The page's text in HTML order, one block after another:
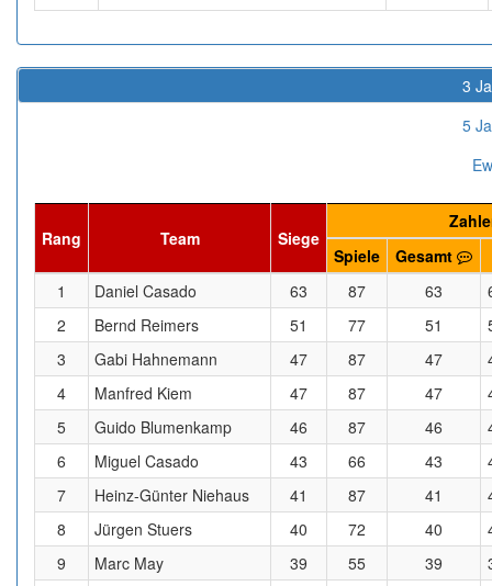
3
5
Rang Team Siege
Spiele
Gesamt
1
Daniel Casado 63 87 63
2
Bernd Reimers 51 77 51
3
Gabi Hahnemann 47 87 47
4
Manfred Kiem 47 87 47
5
Guido Blumenkamp 46 87 46
6
Miguel Casado 43 66 43
7
Heinz-Günter Niehaus 41 87 41
8
Jürgen Stuers 40 72 40
9
Marc May 39 55 39